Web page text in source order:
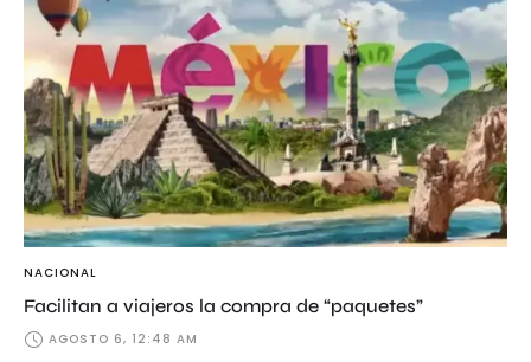
NACIONAL
Facilitan a viajeros la compra de “paquetes”
AGOSTO 6, 12:48 AM